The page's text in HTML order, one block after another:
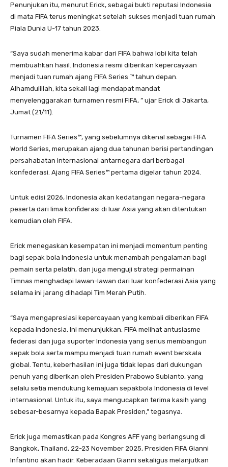
Penunjukan itu, menurut Erick, sebagai bukti reputasi Indonesia
di mata FIFA terus meningkat setelah sukses menjadi tuan rumah
Piala Dunia U-17 tahun 2023.
“Saya sudah menerima kabar dari FIFA bahwa lobi kita telah
membuahkan hasil. Indonesia resmi diberikan kepercayaan
menjadi tuan rumah ajang FIFA Series ™️ tahun depan.
Alhamdulillah, kita sekali lagi mendapat mandat
menyelenggarakan turnamen resmi FIFA, ” ujar Erick di Jakarta,
Jumat (21/11).
Turnamen FIFA Series™️, yang sebelumnya dikenal sebagai FIFA
World Series, merupakan ajang dua tahunan berisi pertandingan
persahabatan internasional antarnegara dari berbagai
konfederasi. Ajang FIFA Series™️ pertama digelar tahun 2024.
Untuk edisi 2026, Indonesia akan kedatangan negara-negara
peserta dari lima konfiderasi di luar Asia yang akan ditentukan
kemudian oleh FIFA.
Erick menegaskan kesempatan ini menjadi momentum penting
bagi sepak bola Indonesia untuk menambah pengalaman bagi
pemain serta pelatih, dan juga menguji strategi permainan
Timnas menghadapi lawan-lawan dari luar konfederasi Asia yang
selama ini jarang dihadapi Tim Merah Putih.
“Saya mengapresiasi kepercayaan yang kembali diberikan FIFA
kepada Indonesia. Ini menunjukkan, FIFA melihat antusiasme
federasi dan juga suporter Indonesia yang serius membangun
sepak bola serta mampu menjadi tuan rumah event berskala
global. Tentu, keberhasilan ini juga tidak lepas dari dukungan
penuh yang diberikan oleh Presiden Prabowo Subianto, yang
selalu setia mendukung kemajuan sepakbola Indonesia di level
internasional. Untuk itu, saya mengucapkan terima kasih yang
sebesar-besarnya kepada Bapak Presiden,” tegasnya.
Erick juga memastikan pada Kongres AFF yang berlangsung di
Bangkok, Thailand, 22-23 November 2025, Presiden FIFA Gianni
Infantino akan hadir. Keberadaan Gianni sekaligus melanjutkan